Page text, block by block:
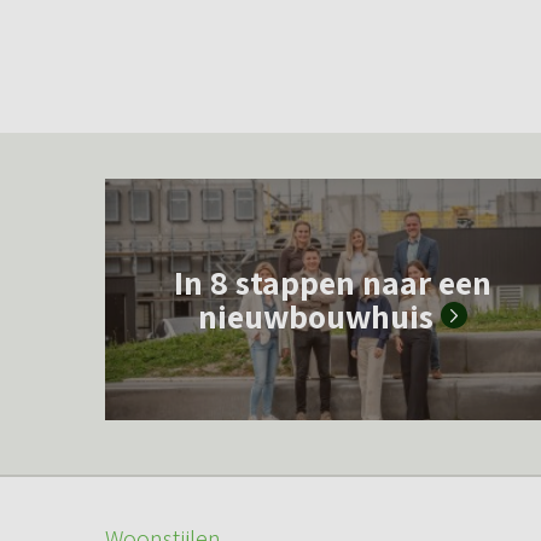
L
e
m
e
e
In 8 stappen naar een
nieuwbouwhuis